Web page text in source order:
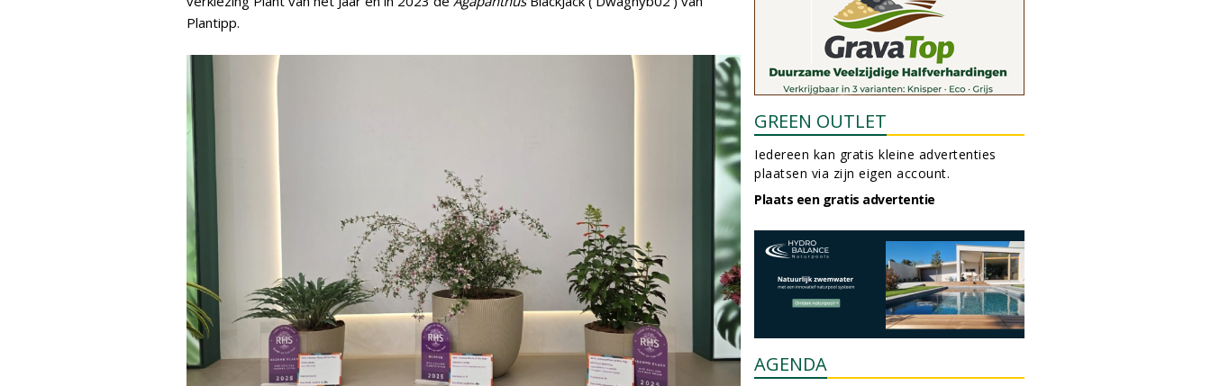
Plantipp.
GREEN OUTLET
Iedereen kan gratis kleine advertenties
plaatsen via zijn eigen account.
Plaats een gratis advertentie
AGENDA